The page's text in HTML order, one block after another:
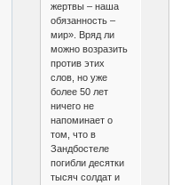
жертвы – наша
обязанность –
мир». Вряд ли
можно возразить
против этих
слов, но уже
более 50 лет
ничего не
напоминает о
том, что в
Зандбостеле
погибли десятки
тысяч солдат и